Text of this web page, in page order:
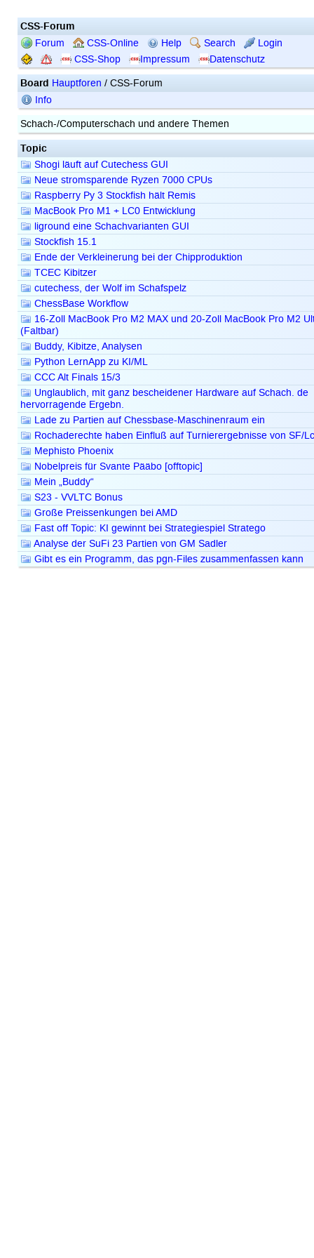
CSS-Forum
Forum CSS-Online Help Search
Login
CSS-Shop
Impressum Datenschutz
Board Hauptforen / CSS-Forum
Info
Schach-/Computerschach und andere Themen
Topic
Shogi läuft auf Cutechess GUI
Neue stromsparende Ryzen 7000 CPUs
Raspberry Py 3 Stockfish hält Remis
MacBook Pro M1 + LC0 Entwicklung
liground eine Schachvarianten GUI
Stockfish 15.1
Ende der Verkleinerung bei der Chipproduktion
TCEC Kibitzer
cutechess, der Wolf im Schafspelz
ChessBase Workflow
16-Zoll MacBook Pro M2 MAX und 20-Zoll MacBook Pro M2
(Faltbar)
Buddy, Kibitze, Analysen
Python LernApp zu KI/ML
CCC Alt Finals 15/3
Unglaublich, mit ganz bescheidener Hardware auf Schach. de
hervorragende Ergebn.
Lade zu Partien auf Chessbase-Maschinenraum ein
Rochaderechte haben Einfluß auf Turnierergebnisse von SF/
Mephisto Phoenix
Nobelpreis für Svante Pääbo [offtopic]
Mein „Buddy“
S23 - VVLTC Bonus
Große Preissenkungen bei AMD
Fast off Topic: KI gewinnt bei Strategiespiel Stratego
Analyse der SuFi 23 Partien von GM Sadler
Gibt es ein Programm, das pgn-Files zusammenfassen kann